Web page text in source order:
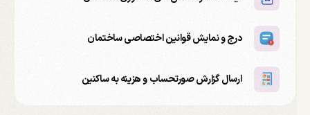
درج و نمایش قوانین اختصاصی ساختمان
ارسال گزارش صورتحساب و هزینه‌ به ساکنین